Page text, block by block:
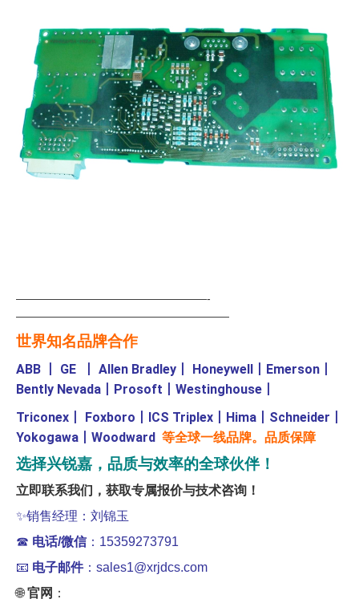
—————————————————-
———————————————————
世界知名品牌合作
ABB GE Allen Bradley Honeywell Emerson
Bently Nevada
Prosoft Westinghouse
Triconex
Foxboro ICS Triplex Hima Schneider
Yokogawa
Woodward 等全球一线品牌。品质保障
选择兴锐嘉，品质与效率的全球伙伴！
立即联系我们，获取专属报价与技术咨询！
✨销售经理：刘锦玉
☎ 电话/微信：15359273791
📧 电子邮件：sales1@xrjdcs.com
🌐官网 ：